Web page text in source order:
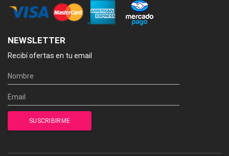
NEWSLETTER
Recibí ofertas en tu email